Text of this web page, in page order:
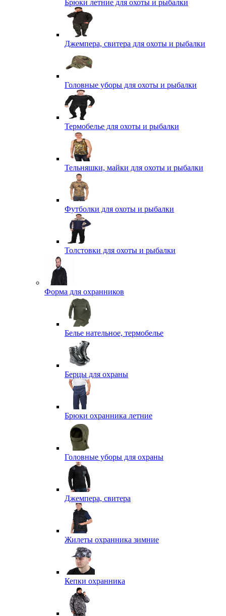
Брюки летние для охоты и рыбалки
Джемпера, свитера для охоты и рыбалки
Головные уборы для охоты и рыбалки
Термобелье для охоты и рыбалки
Тельняшки, майки для охоты и рыбалки
Футболки для охоты и рыбалки
Толстовки для охоты и рыбалки
Форма для охранников
Белье нательное, термобелье
Берцы для охраны
Брюки охранника летние
Головные уборы для охраны
Джемпера, свитера
Жилеты охранника зимние
Кепки охранника